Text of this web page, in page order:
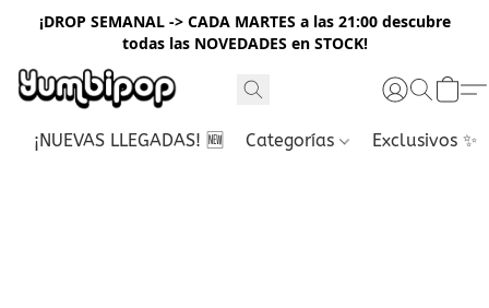
¡DROP SEMANAL -> CADA MARTES a las 21:00 descubre
todas las NOVEDADES en STOCK!
¡NUEVAS LLEGADAS! 🆕 Categorías Exclusivos ✨